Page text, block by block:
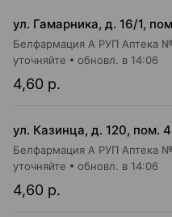
Белфармация А РУП Аптека
4,60 р.
уточняйте обновл. в 14:06
ул. Казинца, д. 120, пом.
Белфармация А РУП Аптека
4,60 р.
уточняйте обновл. в 14:06